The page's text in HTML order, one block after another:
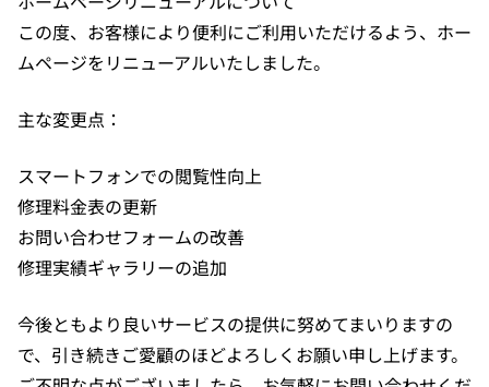
この度、お客様により便利にご利用いただけるよう、ホー
ムページをリニューアルいたしました。
主な変更点：
スマートフォンでの閲覧性向上
修理料金表の更新
お問い合わせフォームの改善
修理実績ギャラリーの追加
今後ともより良いサービスの提供に努めてまいりますの
で、引き続きご愛顧のほどよろしくお願い申し上げます。